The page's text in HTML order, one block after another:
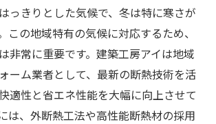
熱リフォームが渋川市で注目されて
ームで未来の快適生活を実現するた
きたいこと
っきりとした気候で、冬は特に寒さが
この地域特有の気候に対応するため、
非常に重要です。建築工房アイは地域
ーム業者として、最新の断熱技術を活
適性と省エネ性能を大幅に向上させて
は、外断熱工法や高性能断熱材の採用